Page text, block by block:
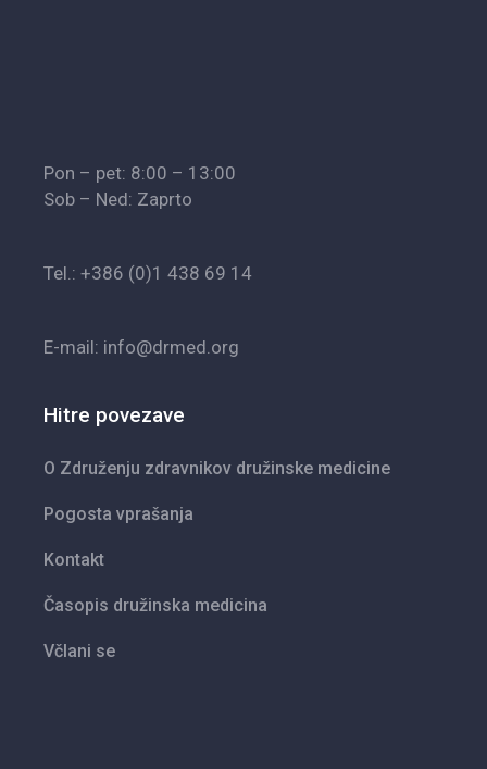
Pon – pet: 8:00 – 13:00
Sob – Ned: Zaprto
Tel.: +386 (0)1 438 69 14
E-mail: info@drmed.org
Hitre povezave
O Združenju zdravnikov družinske medicine
Pogosta vprašanja
Kontakt
Časopis družinska medicina
Včlani se